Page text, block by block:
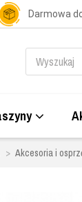
Darmowa
Akcesoria i